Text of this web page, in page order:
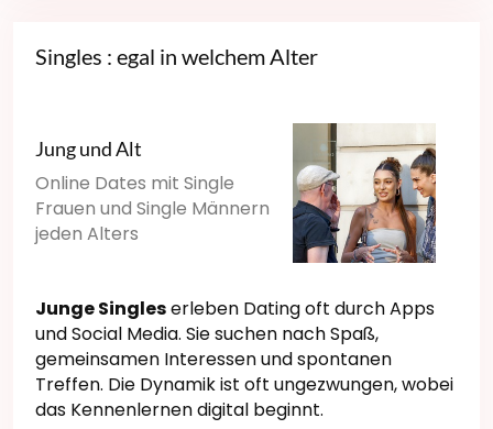
Singles : egal in welchem Alter
Jung und Alt
Online Dates mit Single
Frauen und Single Männern
jeden Alters
Junge Singleserleben Dating oft durch Apps
und Social Media. Sie suchen nach Spaß,
gemeinsamen Interessen und spontanen
Treffen. Die Dynamik ist oft ungezwungen, wobei
das Kennenlernen digital beginnt.